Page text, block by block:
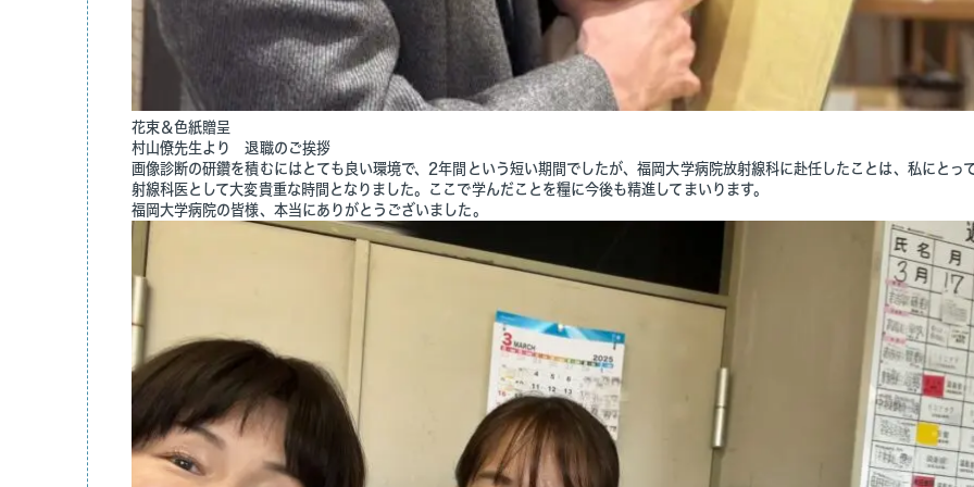
花束＆色紙贈呈
村山僚先生より 退職のご挨拶
画像診断の研鑽を積むにはとても良い環境で、2年間という短い期間でしたが、福岡大学病院放射線科に赴任したことは、私にとっ
射線科医として大変貴重な時間となりました。ここで学んだことを糧に今後も精進してまいります。
福岡大学病院の皆様、本当にありがとうございました。